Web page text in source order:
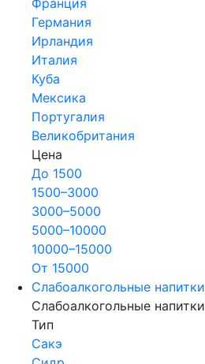
Германия
Ирландия
Италия
Куба
Мексика
Португалия
Великобритания
Цена
До 1500
1500–3000
3000–5000
5000–10000
10000–15000
От 15000
Слабоалкогольные напитки
Слабоалкогольные напитки
Тип
Сакэ